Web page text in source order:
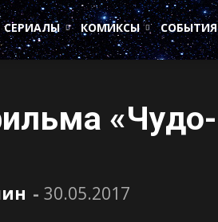
СЕРИАЛЫ КОМИКСЫ СОБЫТИЯ
«Чудо-
- 30.05.2017